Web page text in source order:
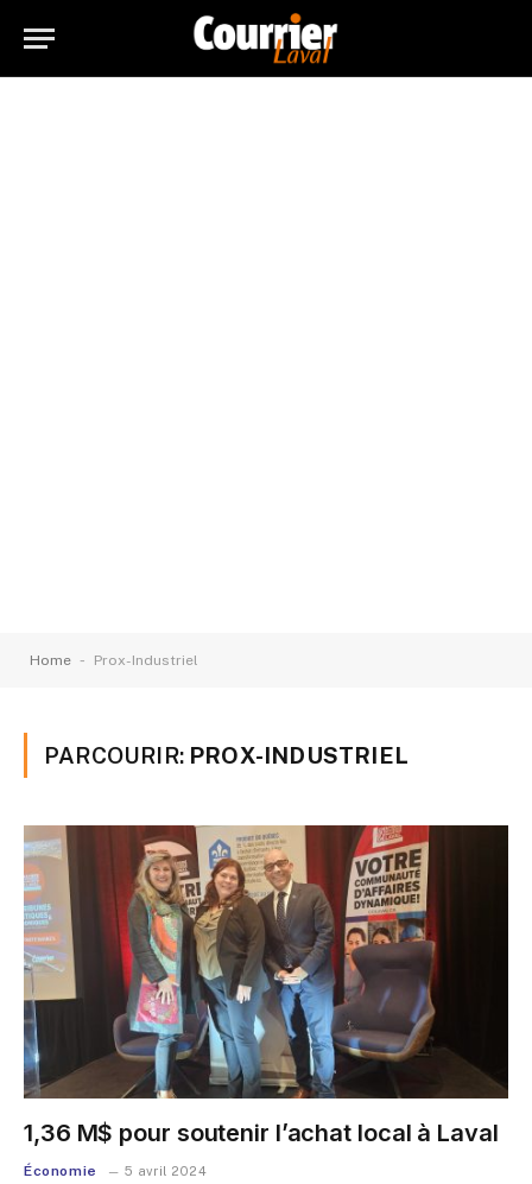
Home - Prox-Industriel
PARCOURIR: PROX-INDUSTRIEL
1,36 M$ pour soutenir l’achat local à Laval
Économie 5 avril 2024